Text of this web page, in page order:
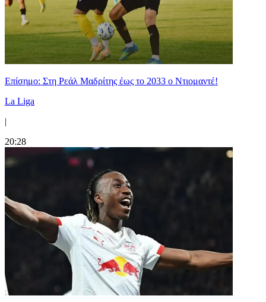
Επίσημο: Στη Ρεάλ Μαδρίτης έως το 2033 ο Ντιομαντέ!
La Liga
|
20:28